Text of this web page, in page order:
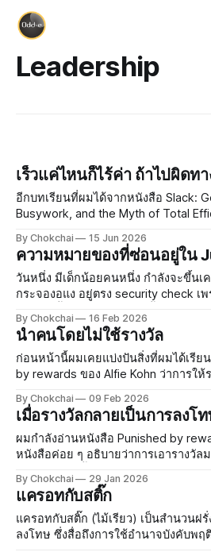
Leadership
เร็วแค่ไหนก็ไร้ค่า ถ้าไปผิดทา
อีกบทเรียนที่ผมได้จากหนังสือ Slack:
Busywork, and the Myth of Total
Efficiency คืออะไร? Efficiency แปลว่า "ประสิทธิภาพ" ยก
ตัวอย่างเช่น
By Chokchai 15 Jun 2026
ความหมายของที่ซ่อนอยู่ใน
วันหนึ่ง มีเด็กน้อยคนหนึ่ง กำลังจะขึ้นเ
กระจองอแง อยู่ตรง security check เ
นาน พ่อแม่ก็ยิ่งเครียด แล้วก็
By Chokchai 16 Feb 2026
นำคนโดยไม่ใช้รางวัล
ก่อนหน้านี้ผมเคยแบ่งปันสิ่งที่ผมได้เรีย
by rewards ของ Alfie Kohn ว่าการใ
ทางนำไปสู่ความสมัครใจ แม้ผมจะเห็น
By Chokchai 09 Feb 2026
เมื่อรางวัลกลายเป็นการลงโ
ผมกำลังอ่านหนังสือ Punished by
หนังสือค่อย ๆ อธิบายว่าการเอารางวัล
การเอารางวัลมาล่อคนทำงาน และกำลั
ไม่เอารางวัลมาล่อ เรามีทางเลือกอะไรอี
By Chokchai 29 Jan 2026
แครอทกับสติ๊ก
แครอทกับสติ๊ก (ไม้เรียว) เป็นสำนวนฝ
ลงโทษ ซึ่งสื่อถึงการใช้อำนาจบังคับพฤ